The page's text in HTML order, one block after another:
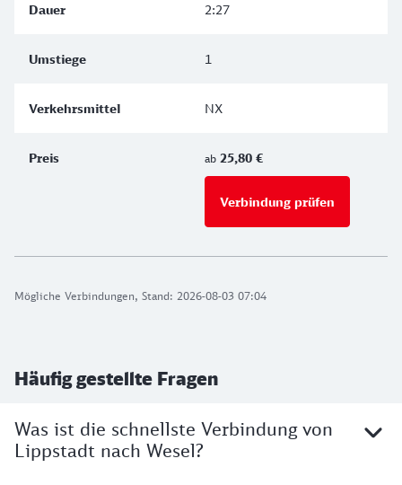
Mögliche Verbindungen, Stand: 2026-08-03 07:04
2:27
1
NX
ab 25,80 €
Verbindung prüfen
Häufig gestellte Fragen
Was ist die schnellste Verbindung von
Lippstadt nach Wesel?